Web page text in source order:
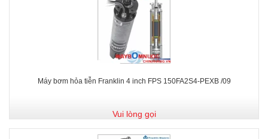
Máy bơm hỏa tiễn Franklin 4 inch FPS 150FA2S4-PEXB /09
Vui lòng gọi